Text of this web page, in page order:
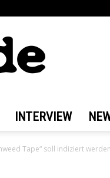
INTERVIEW
Tape“ soll indiziert werden